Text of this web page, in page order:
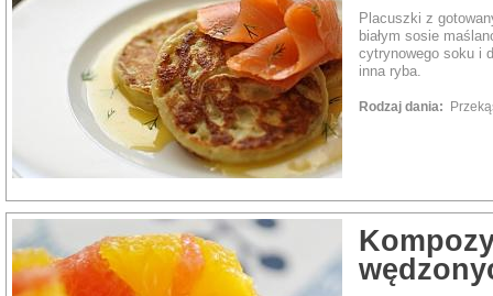
Placuszki z
białym sosie
cytrynowego soku i
inna ryba.
Rodzaj dania: